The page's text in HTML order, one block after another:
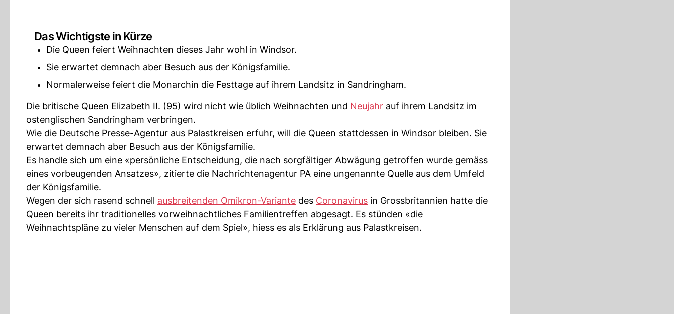
Das Wichtigste in Kürze
Die Queen feiert Weihnachten dieses Jahr wohl in Windsor.
Sie erwartet demnach aber Besuch aus der Königsfamilie.
Normalerweise feiert die Monarchin die Festtage auf ihrem Landsitz in Sandringham.
Die britische Queen Elizabeth II. (95) wird nicht wie üblich Weihnachten und Neujahr auf ihrem Landsitz im
ostenglischen Sandringham verbringen.
Wie die Deutsche Presse-Agentur aus Palastkreisen erfuhr, will die Queen stattdessen in Windsor bleiben. Sie
erwartet demnach aber Besuch aus der Königsfamilie.
Es handle sich um eine «persönliche Entscheidung, die nach sorgfältiger Abwägung getroffen wurde gemäss
eines vorbeugenden Ansatzes», zitierte die Nachrichtenagentur PA eine ungenannte Quelle aus dem Umfeld
der Königsfamilie.
Wegen der sich rasend schnell ausbreitenden Omikron-Variante des Coronavirus in Grossbritannien hatte die
Queen bereits ihr traditionelles vorweihnachtliches Familientreffen abgesagt. Es stünden «die
Weihnachtspläne zu vieler Menschen auf dem Spiel», hiess es als Erklärung aus Palastkreisen.